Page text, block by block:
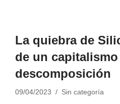
La quiebra de
de un capitalismo
descomposición
09/04/2023 Sin categoría